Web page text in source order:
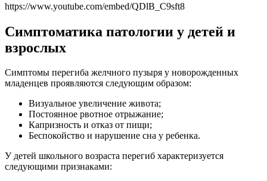
https://www.youtube.com/embed/QDlB_C9sft8
Симптоматика патологии у детей и
взрослых
Симптомы перегиба желчного пузыря у новорожденных
младенцев проявляются следующим образом:
Визуальное увеличение живота;
Постоянное рвотное отрыжание;
Капризность и отказ от пищи;
Беспокойство и нарушение сна у ребенка.
У детей школьного возраста перегиб характеризуется
следующими признаками: